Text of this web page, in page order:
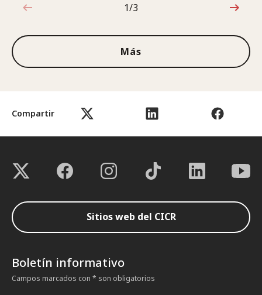
Compartir
1de3
1/3
Más
Sitios web del CICR
Boletín informativo
Campos marcados con * son obligatorios